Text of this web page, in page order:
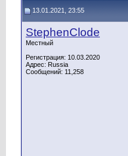
13.01.2021, 23:55
StephenClode
Местный
Регистрация: 10.03.2020
Адрес: Russia
Сообщений: 11,258